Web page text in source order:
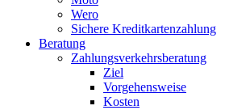
Wero
Sichere Kreditkartenzahlung
Beratung
Zahlungsverkehrsberatung
Ziel
Vorgehensweise
Kosten